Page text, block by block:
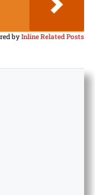
byInline Related Posts